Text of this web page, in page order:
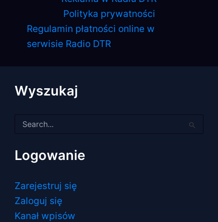
Polityka prywatności
Regulamin płatności online w
serwisie Radio DTR
Wyszukaj
dla:
Logowanie
Zarejestruj się
Zaloguj się
Kanał wpisów